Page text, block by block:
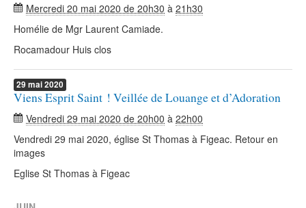
Annuaire/Contact
Mercredi 20 mai 2020 de 20h30 à 21h30
Homélie de Mgr Laurent Camiade.
Rocamadour Huis clos
29 mai2020
Viens Esprit Saint ! Veillée de Louange et d’Adoration
Vendredi 29 mai 2020 de 20h00 à 22h00
Vendredi 29 mai 2020, église St Thomas à Figeac. Retour en
images
Eglise St Thomas à Figeac